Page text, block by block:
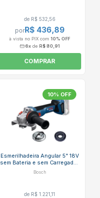
de R$ 532,56
porR$ 436,89
à vista no PIX com 10% OFF
6x de R$ 80,91
COMPRAR
10% OFF
Esmerilhadeira Angular 5" 18V
sem Bateria e sem Carregador
06019N40E0 GWS 18V-11 S
Bosch
de R$ 1.221,11